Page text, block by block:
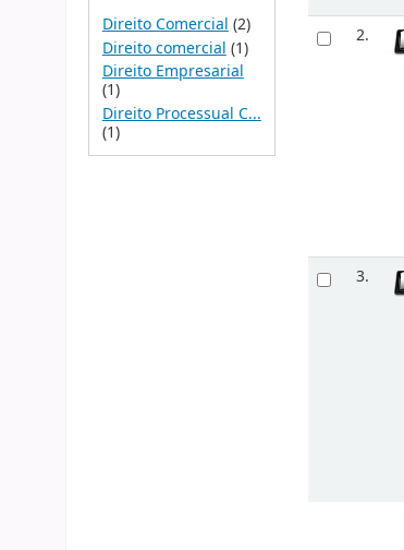
Direito Comercial (2)
Direito comercial (1)
Direito Empresarial
(1)
Direito Processual C...
(1)
2.
3.